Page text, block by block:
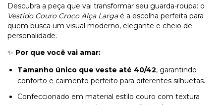
Descubra a peça que vai transformar seu guarda-roupa: o
Vestido Couro Croco Alça Largaé a escolha perfeita para
quem busca um visual moderno, elegante e cheio de
personalidade.
✨ Por que você vai amar:
Tamanho único que veste até 40/42, garantindo
conforto e caimento perfeito para diferentes silhuetas.
Confeccionado em material estilo couro com textura